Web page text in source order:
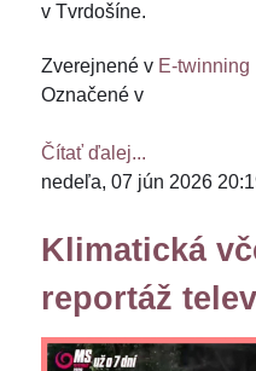
v Tvrdošíne.
Zverejnené v E-twinning
Označené v
Čítať ďalej...
nedeľa, 07 jún 2026
Klimatická
reportáž